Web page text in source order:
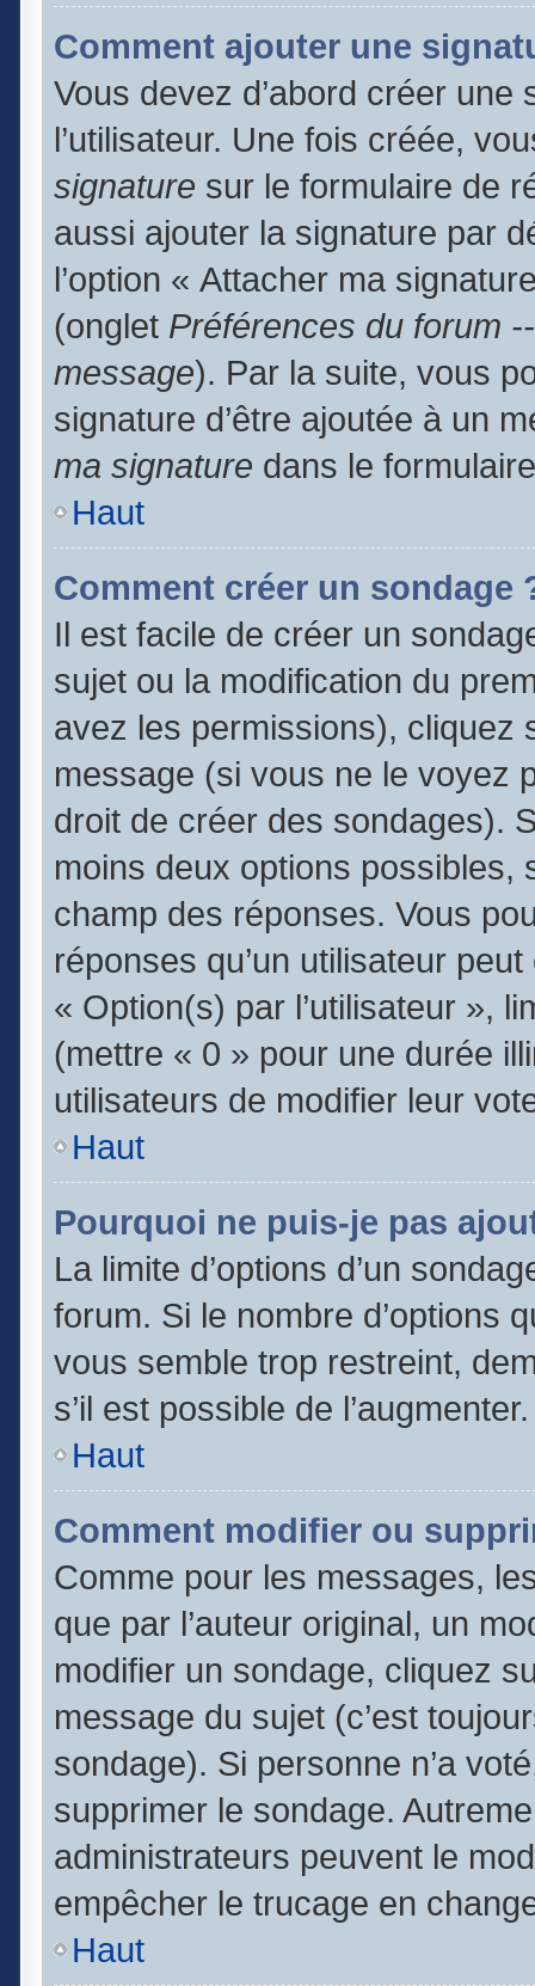
Comment ajouter une
Vous devez d’abord créer
l’utilisateur. Une fois créée,
signature sur le formulaire de
aussi ajouter la signature par
l’option « Attacher ma
(onglet Préférences du forum
message). Par la suite, vous
signature d’être ajoutée à un
ma signature dans le
Haut
Comment créer un sondage
Il est facile de créer un
sujet ou la modification du
avez les permissions), cliquez
message (si vous ne le voyez
droit de créer des sondages).
moins deux options possibles,
champ des réponses. Vous
réponses qu’un utilisateur
« Option(s) par l’utilisateur »,
(mettre « 0 » pour une durée
utilisateurs de modifier leur
Haut
Pourquoi ne puis-je pas
La limite d’options d’un
forum. Si le nombre d’options
vous semble trop restreint,
s’il est possible de l’augmenter.
Haut
Comment modifier ou
Comme pour les messages,
que par l’auteur original, un
modifier un sondage, cliquez
message du sujet (c’est
sondage). Si personne n’a
supprimer le sondage.
administrateurs peuvent le
empêcher le trucage en
Haut